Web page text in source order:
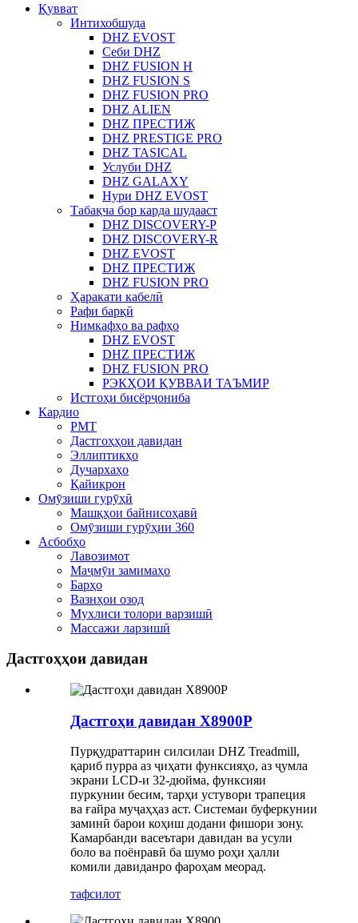
Қувват
Интихобшуда
DHZ EVOST
Себи DHZ
DHZ FUSION H
DHZ FUSION S
DHZ FUSION PRO
DHZ ALIEN
DHZ ПРЕСТИЖ
DHZ PRESTIGE PRO
DHZ TASICAL
Услуби DHZ
DHZ GALAXY
Нури DHZ EVOST
Табақча бор карда шудааст
DHZ DISCOVERY-P
DHZ DISCOVERY-R
DHZ EVOST
DHZ ПРЕСТИЖ
DHZ FUSION PRO
Ҳаракати кабелӣ
Рафи барқӣ
Нимкафҳо ва рафҳо
DHZ EVOST
DHZ ПРЕСТИЖ
DHZ FUSION PRO
РЭКҲОИ ҚУВВАИ ТАЪМИР
Истгоҳи бисёрҷониба
Кардио
PMT
Дастгоҳҳои давидан
Эллиптикҳо
Дучархаҳо
Қайиқрон
Омӯзиши гурӯҳӣ
Машқҳои байнисоҳавӣ
Омӯзиши гурӯҳии 360
Асбобҳо
Лавозимот
Маҷмӯи замимаҳо
Барҳо
Вазнҳои озод
Мухлиси толори варзишӣ
Массажи ларзишӣ
Дастгоҳҳои давидан
Дастгоҳи давидан X8900P
Пурқудраттарин силсилаи DHZ Treadmill,
қариб пурра аз ҷиҳати функсияҳо, аз ҷумла
экрани LCD-и 32-дюйма, функсияи
пуркунии бесим, тарҳи устувори трапеция
ва ғайра муҷаҳҳаз аст. Системаи буферкунии
заминӣ барои коҳиш додани фишори зону.
Камарбанди васеътари давидан ва усули
боло ва поёнравӣ ба шумо роҳи ҳалли
комили давиданро фароҳам меорад.
тафсилот